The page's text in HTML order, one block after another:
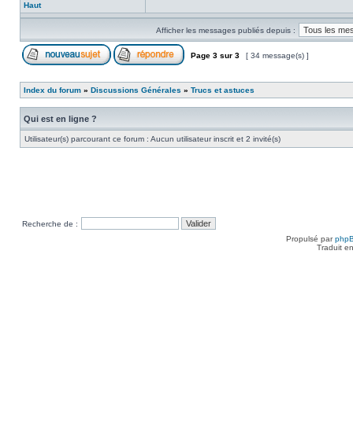
Haut
Afficher les messages publiés depuis :
Page 3 sur 3 [ 34 message(s) ]
Index du forum » Discussions Générales » Trucs et astuces
Qui est en ligne ?
Utilisateur(s) parcourant ce forum : Aucun utilisateur inscrit et 2 invité(s)
Recherche de :
Propulsé par
Traduit